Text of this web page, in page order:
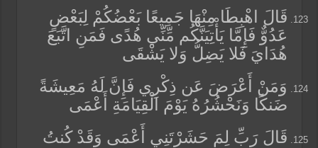
قَالَ اهْبِطَا مِنْهَا جَمِيعًا بَعْضُكُمْ لِبَعْضٍ
عَدُوٌّ فَإِمَّا يَأْتِيَنَّكُم مِّنِّي هُدًى فَمَنِ اتَّبَعَ
هُدَايَ فَلا يَضِلُّ وَلا يَشْقَى
وَمَنْ أَعْرَضَ عَن ذِكْرِي فَإِنَّ لَهُ مَعِيشَةً
ضَنكًا وَنَحْشُرُهُ يَوْمَ الْقِيَامَةِ أَعْمَى
قَالَ رَبِّ لِمَ حَشَرْتَنِي أَعْمَى وَقَدْ كُنتُ